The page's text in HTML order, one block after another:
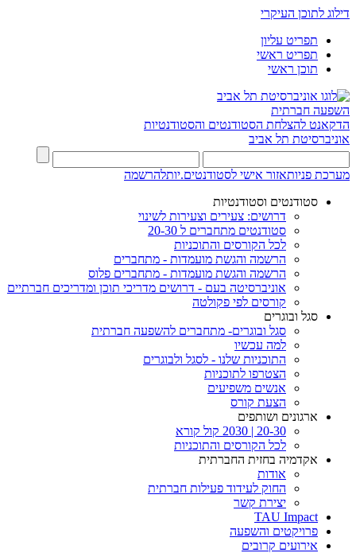
דילוג לתוכן העיקרי
תפריט עליון
תפריט ראשי
תוכן ראשי
השפעה חברתית
הדקאנט להצלחת הסטודנטים והסטודנטיות
אוניברסיטת תל אביב
מערכת פניותאזור אישי לסטודנטים.יותלהרשמה
סטודנטים וסטודנטיות
דרושים: צעירים וצעירות לשינוי
סטודנטים מתחברים ל 20-30
לכל הקורסים והתוכניות
הרשמה והגשת מועמדות - מתחברים
הרשמה והגשת מועמדות - מתחברים פלוס
אוניברסיטה בעם - דרושים מדריכי תוכן ומדריכים חברתיים
קורסים לפי פקולטה
סגל ובוגרים
סגל ובוגרים- מתחברים להשפעה חברתית
למה עכשיו
התוכניות שלנו - לסגל ולבוגרים
הצטרפו לתוכניות
אנשים משפיעים
הצעת קורס
ארגונים ושותפים
20-30 | 2030 קול קורא
לכל הקורסים והתוכניות
אקדמיה בחזית החברתית
אודות
החוק לעידוד פעילות חברתית
יצירת קשר
TAU Impact
פרויקטים והשפעה
אירועים קרובים